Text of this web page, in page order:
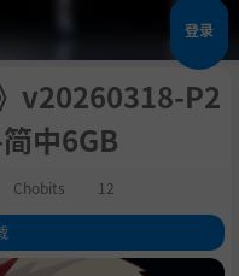
登录
v20260318-P2
中6GB
Chobits 12